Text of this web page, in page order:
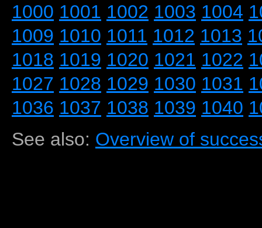
1000 1001 1002 1003 1004
1009 1010 1011 1012 1013
1018 1019 1020 1021 1022
1027 1028 1029 1030 1031
1036 1037 1038 1039 1040
See also: Overview of